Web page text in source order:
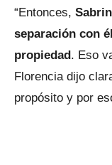
“Entonces,
separación con
propiedad. Eso
Florencia dijo
propósito y por